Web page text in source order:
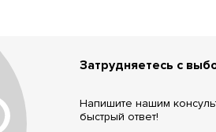
Затрудняетесь с
Напишите нашим
быстрый ответ!